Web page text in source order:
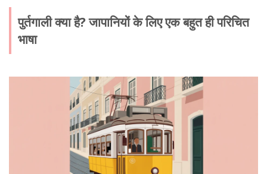
पुर्तगाली क्या है? जापानियों के लिए एक बहुत ही परिचित
भाषा